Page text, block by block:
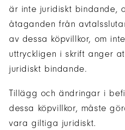
är inte juridiskt bindande,
åtaganden från
av dessa köpvillkor, om
uttryckligen i skrift anger
juridiskt bindande.
Tillägg och ändringar i
dessa köpvillkor, måste
vara giltiga juridiskt.